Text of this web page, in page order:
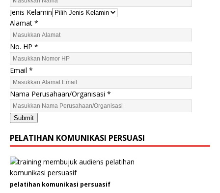
Jenis Kelamin
Alamat *
P
e
r
u
s
a
h
a
a
n
/
O
r
g
No. HP *
Email *
Nama Perusahaan/Organisasi *
Submit
PELATIHAN KOMUNIKASI PERSUASI
pelatihan komunikasi persuasif